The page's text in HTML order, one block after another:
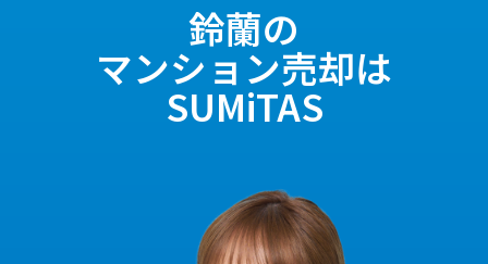
鈴蘭の
マンション売却は
SUMiTAS